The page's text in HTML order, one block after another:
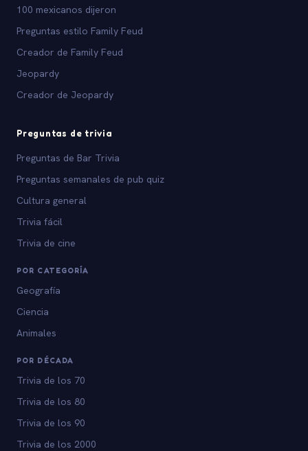
100 mexicanos dijeron
Preguntas estilo Family Feud
Creador de Family Feud
Jeopardy
Creador de Jeopardy
Preguntas de trivia
Preguntas de Bar Trivia
Preguntas semanales de pub quiz
Cultura general
Trivia fácil
Trivia de cine
POR CATEGORÍA
Geografía
Ciencia
Animales
POR DÉCADA
Trivia de los 70
Trivia de los 80
Trivia de los 90
Trivia de los 2000